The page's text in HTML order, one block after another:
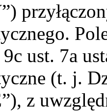
ust. 7a
(t. j.
z